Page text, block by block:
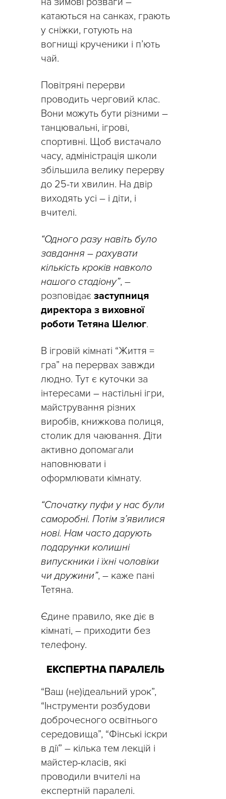
катаються на санках, грають
у сніжки, готують на
вогнищі крученики і п’ють
чай.
Повітряні перерви
проводить черговий клас.
Вони можуть бути різними –
танцювальні, ігрові,
спортивні. Щоб вистачало
часу, адміністрація школи
збільшила велику перерву
до 25-ти хвилин. На двір
виходять усі – і діти, і
вчителі.
“Одного разу навіть було
завдання – рахувати
кількість кроків навколо
нашого стадіону”, –
розповідає заступниця
директора з виховної
роботи Тетяна Шелюг.
В ігровій кімнаті “Життя =
гра” на перервах завжди
людно. Тут є куточки за
інтересами – настільні ігри,
майстрування різних
виробів, книжкова полиця,
столик для чаювання. Діти
активно допомагали
наповнювати і
оформлювати кімнату.
“Спочатку пуфи у нас були
саморобні. Потім з’явилися
нові. Нам часто дарують
подарунки колишні
випускники і їхні чоловіки
чи дружини”, – каже пані
Тетяна.
Єдине правило, яке діє в
кімнаті, – приходити без
телефону.
ЕКСПЕРТНА ПАРАЛЕЛЬ
“Ваш (не)ідеальний урок”,
“Інструменти розбудови
доброчесного освітнього
середовища”, “Фінські іскри
в дії” – кілька тем лекцій і
майстер-класів, які
проводили вчителі на
експертній паралелі.